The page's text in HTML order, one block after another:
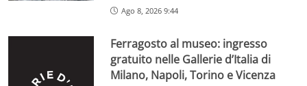
Ago 8, 2026 9:44
Ferragosto al museo: ingresso
gratuito nelle Gallerie d’Italia di
Milano, Napoli, Torino e Vicenza